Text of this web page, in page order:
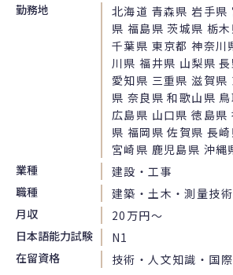
勤務地
北海道 青森県 岩手県
県 福島県 茨城県 栃
千葉県 東京都 神奈川
川県 福井県 山梨県
愛知県 三重県 滋賀県
県 奈良県 和歌山県
広島県 山口県 徳島県
県 福岡県 佐賀県 長
宮崎県 鹿児島県 沖縄
業種
建設・工事
職種
建築・土木・測量技術
月収
20万円〜
日本語能力試験
N1
在留資格
技術・人文知識・国